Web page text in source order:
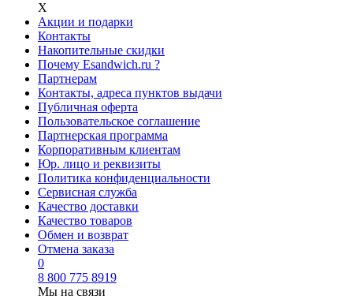
Х
Акции и подарки
Контакты
Накопительные скидки
Почему Esandwich.ru ?
Партнерам
Контакты, адреса пунктов выдачи
Публичная оферта
Пользовательское соглашение
Партнерская программа
Корпоративным клиентам
Юр. лицо и реквизиты
Политика конфиденциальности
Сервисная служба
Качество доставки
Качество товаров
Обмен и возврат
Отмена заказа
0
8 800 775 8919
Мы на связи